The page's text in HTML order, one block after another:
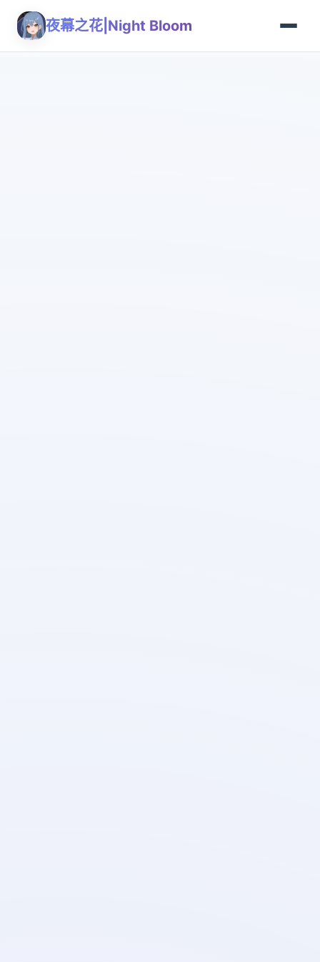
夜幕之花|Night Bloom